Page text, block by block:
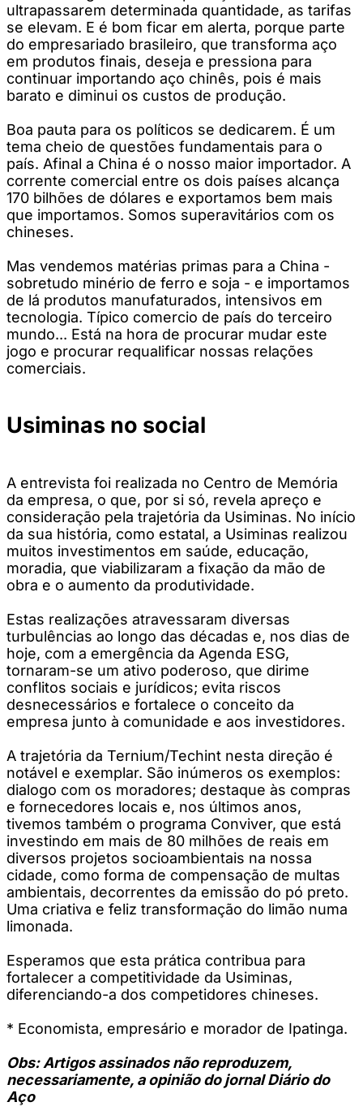
ultrapassarem determinada quantidade, as tarifas
se elevam. E é bom ficar em alerta, porque parte
do empresariado brasileiro, que transforma aço
em produtos finais, deseja e pressiona para
continuar importando aço chinês, pois é mais
barato e diminui os custos de produção.
Boa pauta para os políticos se dedicarem. É um
tema cheio de questões fundamentais para o
país. Afinal a China é o nosso maior importador. A
corrente comercial entre os dois países alcança
170 bilhões de dólares e exportamos bem mais
que importamos. Somos superavitários com os
chineses.
Mas vendemos matérias primas para a China -
sobretudo minério de ferro e soja - e importamos
de lá produtos manufaturados, intensivos em
tecnologia. Típico comercio de país do terceiro
mundo... Está na hora de procurar mudar este
jogo e procurar requalificar nossas relações
comerciais.
Usiminas no social
A entrevista foi realizada no Centro de Memória
da empresa, o que, por si só, revela apreço e
consideração pela trajetória da Usiminas. No início
da sua história, como estatal, a Usiminas realizou
muitos investimentos em saúde, educação,
moradia, que viabilizaram a fixação da mão de
obra e o aumento da produtividade.
Estas realizações atravessaram diversas
turbulências ao longo das décadas e, nos dias de
hoje, com a emergência da Agenda ESG,
tornaram-se um ativo poderoso, que dirime
conflitos sociais e jurídicos; evita riscos
desnecessários e fortalece o conceito da
empresa junto à comunidade e aos investidores.
A trajetória da Ternium/Techint nesta direção é
notável e exemplar. São inúmeros os exemplos:
dialogo com os moradores; destaque às compras
e fornecedores locais e, nos últimos anos,
tivemos também o programa Conviver, que está
investindo em mais de 80 milhões de reais em
diversos projetos socioambientais na nossa
cidade, como forma de compensação de multas
ambientais, decorrentes da emissão do pó preto.
Uma criativa e feliz transformação do limão numa
limonada.
Esperamos que esta prática contribua para
fortalecer a competitividade da Usiminas,
diferenciando-a dos competidores chineses.
* Economista, empresário e morador de Ipatinga.
Obs: Artigos assinados não reproduzem,
necessariamente, a opinião do jornal Diário do
Aço